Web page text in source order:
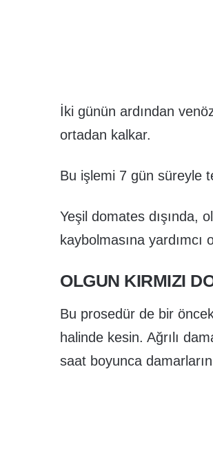
İki günün ardından
ortadan kalkar.
Bu işlemi 7 gün süreyle
Yeşil domates dışında,
kaybolmasına yardımcı
OLGUN KIRMIZI
Bu prosedür de bir
halinde kesin. Ağrılı
saat boyunca